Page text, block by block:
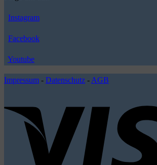
Instagram
Facebook
Youtube
Impressum - Datenschutz - AGB